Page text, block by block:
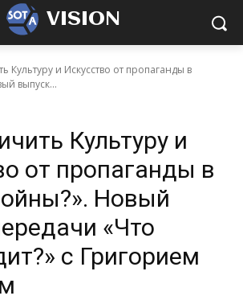
VISION
Культуру и Искусство от пропаганды в
выпуск...
Культуру и
от пропаганды в
Новый
«Что
с Григорием